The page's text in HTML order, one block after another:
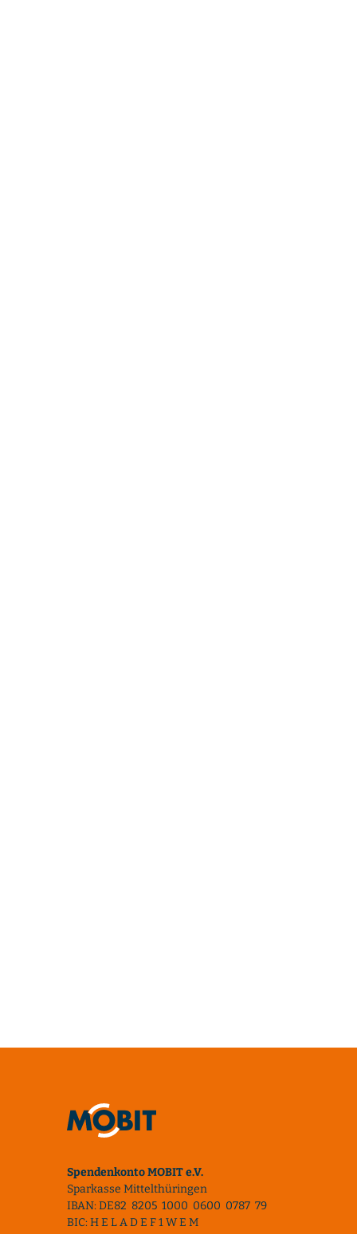
Spendenkonto MOBIT e.V.
Sparkasse Mittelthüringen
IBAN: DE82 8205 1000 0600 0787 79
BIC: H E L A D E F 1 W E M